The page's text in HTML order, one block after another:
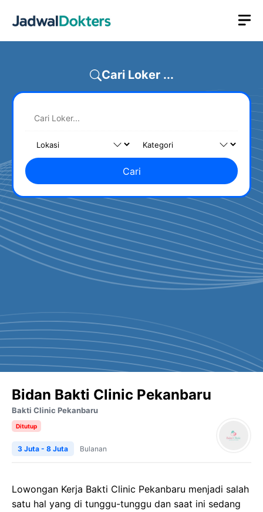
Cari Loker ...
Cari
Bidan Bakti Clinic Pekanbaru
Bakti Clinic Pekanbaru
Ditutup
3 Juta - 8 Juta Bulanan
Lowongan Kerja Bakti Clinic Pekanbaru menjadi salah
satu hal yang di tunggu-tunggu dan saat ini sedang